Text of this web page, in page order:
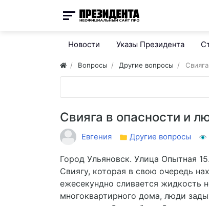
Новости Указы Президента
Вопросы Другие вопросы
Свияга в опасности и
Евгения Другие вопросы
Город Ульяновск. Улица Опытная
Свиягу, которая в свою очередь
ежесекундно сливается жидкость
многоквартирного дома, люди